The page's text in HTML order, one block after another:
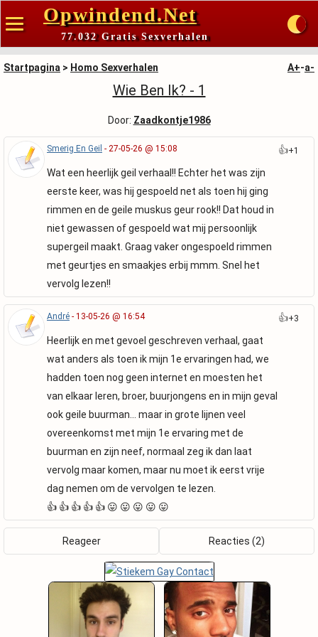
Opwindend.Net
77.032 Gratis Sexverhalen
Startpagina > Homo Sexverhalen A+-a-
Wie Ben Ik? - 1
Door: Zaadkontje1986
Smerig En Geil - 27-05-26 @ 15:08
Wat een heerlijk geil verhaal!! Echter het was zijn
eerste keer, was hij gespoeld net als toen hij ging
rimmen en de geile muskus geur rook!! Dat houd in
niet gewassen of gespoeld wat mij persoonlijk
supergeil maakt. Graag vaker ongespoeld rimmen
met geurtjes en smaakjes erbij mmm. Snel het
vervolg lezen!!
👍+1
André - 13-05-26 @ 16:54
Heerlijk en met gevoel geschreven verhaal, gaat
wat anders als toen ik mijn 1e ervaringen had, we
hadden toen nog geen internet en moesten het
van elkaar leren, broer, buurjongens en in mijn geval
ook geile buurman... maar in grote lijnen veel
overeenkomst met mijn 1e ervaring met de
buurman en zijn neef, normaal zeg ik dan laat
vervolg maar komen, maar nu moet ik eerst vrije
dag nemen om de vervolgen te lezen.
👍 👍 👍 👍 👍 😛 😛 😛 😛 😛
👍+3
Reageer Reacties (2)